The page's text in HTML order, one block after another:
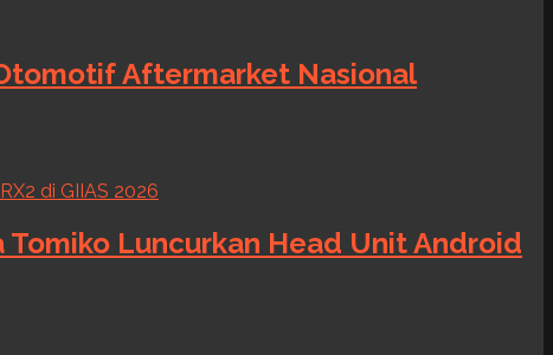
Aftermarket Nasional
Luncurkan Head Unit Android